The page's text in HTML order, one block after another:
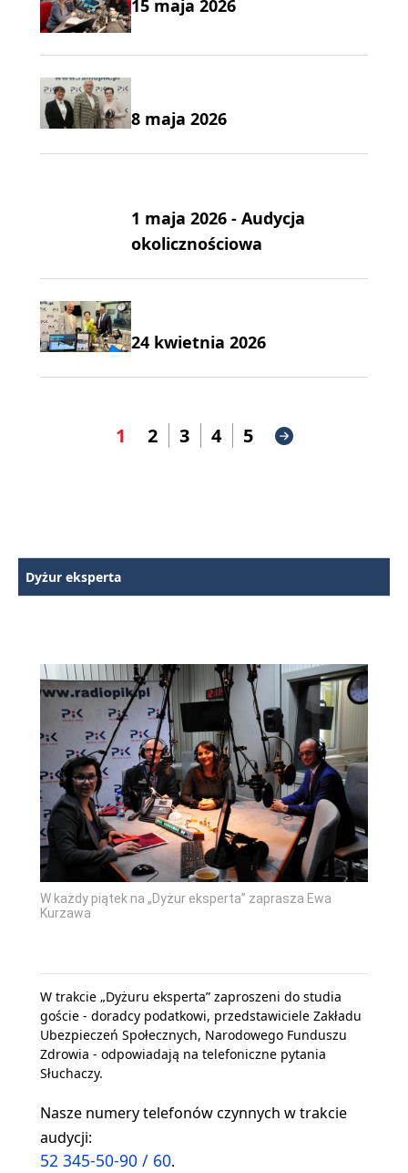
15 maja 2026
8 maja 2026
1 maja 2026 - Audycja
okolicznościowa
24 kwietnia 2026
1 2 3 4 5
Dyżur eksperta
W każdy piątek na „Dyżur eksperta” zaprasza Ewa
Kurzawa
W trakcie „Dyżuru eksperta” zaproszeni do studia
goście - doradcy podatkowi, przedstawiciele Zakładu
Ubezpieczeń Społecznych, Narodowego Funduszu
Zdrowia - odpowiadają na telefoniczne pytania
Słuchaczy.
Nasze numery telefonów czynnych w trakcie
audycji:
52 345-50-90 / 60.